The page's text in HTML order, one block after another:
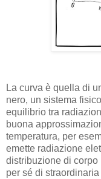
La curva è quella di
nero, un sistema
equilibrio tra
buona
temperatura, per
emette radiazione
distribuzione di corpo
per sé di